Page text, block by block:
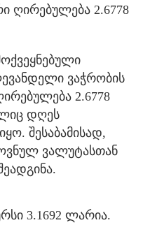
ღირებულება 2.6778
ვაჭრობის
2.6778
დღეს
შესაბამისად,
ვალუტასთან
3.1692 ლარია.